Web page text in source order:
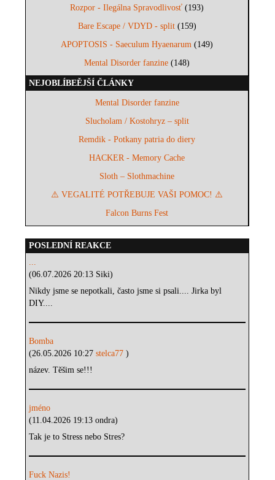
Rozpor - Ilegálna Spravodlivosť (193)
Bare Escape / VDYD - split(159)
APOPTOSIS - Saeculum Hyaenarum (149)
Mental Disorder fanzine (148)
NEJOBLÍBEĚJŠÍ ČLÁNKY
Mental Disorder fanzine
Slucholam / Kostohryz – split
Remdik - Potkany patria do diery
HACKER - Memory Cache
Sloth – Slothmachine
⚠️ VEGALITÉ POTŘEBUJE VAŠI POMOC! ⚠️
Falcon Burns Fest
POSLEDNÍ REAKCE
...
(06.07.2026 20:13 Siki)
Nikdy jsme se nepotkali, často jsme si psali.... Jirka byl
DIY....
Bomba
(26.05.2026 10:27stelca77)
název. Těšim se!!!
jméno
(11.04.2026 19:13 ondra)
Tak je to Stress nebo Stres?
Fuck Nazis!